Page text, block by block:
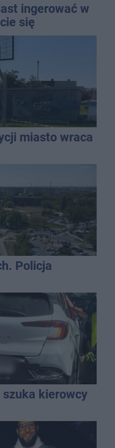
ingerować w
się
miasto wraca
Policja
kierowcy